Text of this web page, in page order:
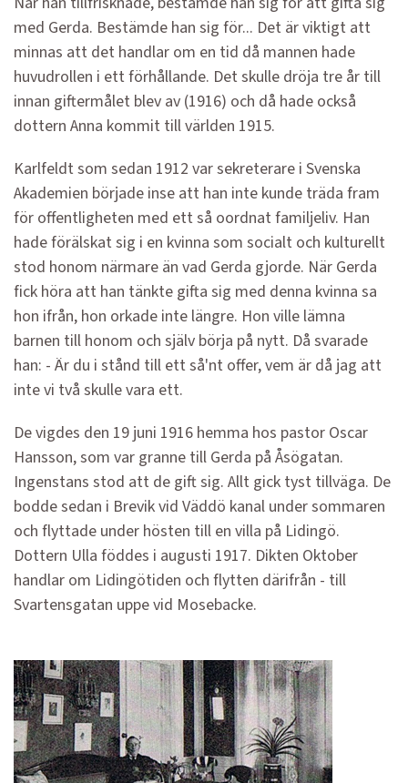
med Gerda. Bestämde han sig för... Det är viktigt att
minnas att det handlar om en tid då mannen hade
huvudrollen i ett förhållande. Det skulle dröja tre år till
innan giftermålet blev av (1916) och då hade också
dottern Anna kommit till världen 1915.
Karlfeldt som sedan 1912 var sekreterare i Svenska
Akademien började inse att han inte kunde träda fram
för offentligheten med ett så oordnat familjeliv. Han
hade förälskat sig i en kvinna som socialt och kulturellt
stod honom närmare än vad Gerda gjorde. När Gerda
fick höra att han tänkte gifta sig med denna kvinna sa
hon ifrån, hon orkade inte längre. Hon ville lämna
barnen till honom och själv börja på nytt. Då svarade
han: - Är du i stånd till ett så'nt offer, vem är då jag att
inte vi två skulle vara ett.
De vigdes den 19 juni 1916 hemma hos pastor Oscar
Hansson, som var granne till Gerda på Åsögatan.
Ingenstans stod att de gift sig. Allt gick tyst tillväga. De
bodde sedan i Brevik vid Väddö kanal under sommaren
och flyttade under hösten till en villa på Lidingö.
Dottern Ulla föddes i augusti 1917. Dikten Oktober
handlar om Lidingötiden och flytten därifrån - till
Svartensgatan uppe vid Mosebacke.